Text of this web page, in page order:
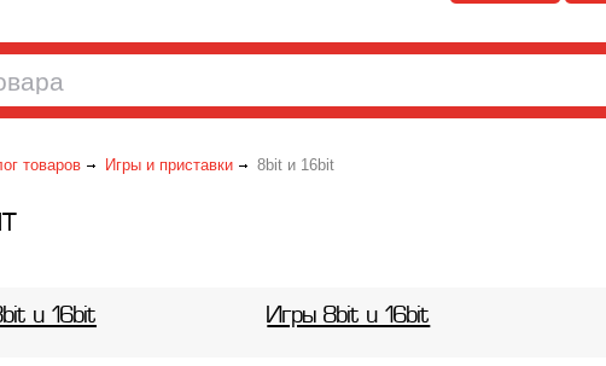
товаров Игры и приставки 8bit и 16bit
и 16bit Игры 8bit и 16bit